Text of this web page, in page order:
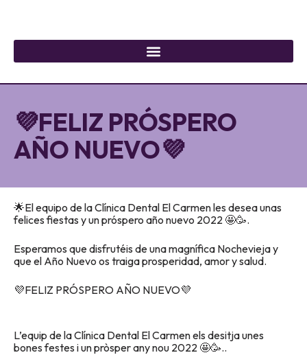
💜FELIZ PRÓSPERO
AÑO NUEVO💜
🌟El equipo de la Clínica Dental El Carmen les desea unas
felices fiestas y un próspero año nuevo 2022 🤩🥳.
Esperamos que disfrutéis de una magnífica Nochevieja y
que el Año Nuevo os traiga prosperidad, amor y salud.
💜FELIZ PRÓSPERO AÑO NUEVO💜
L’equip de la Clínica Dental El Carmen els desitja unes
bones festes i un pròsper any nou 2022 🤩🥳..